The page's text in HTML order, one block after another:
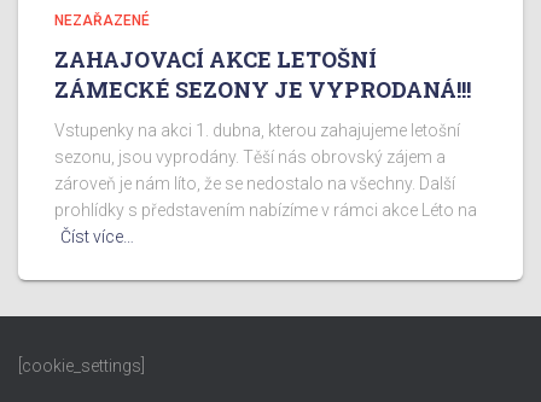
NEZAŘAZENÉ
ZAHAJOVACÍ AKCE LETOŠNÍ
ZÁMECKÉ SEZONY JE VYPRODANÁ!!!
Vstupenky na akci 1. dubna, kterou zahajujeme letošní
sezonu, jsou vyprodány. Těší nás obrovský zájem a
zároveň je nám líto, že se nedostalo na všechny. Další
prohlídky s představením nabízíme v rámci akce Léto na
Číst více…
[cookie_settings]